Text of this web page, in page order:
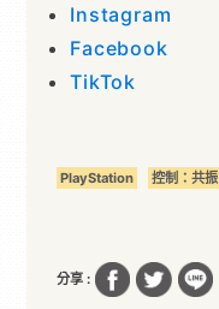
Instagram
Facebook
TikTok
PlayStation 控制：共振
分享 :